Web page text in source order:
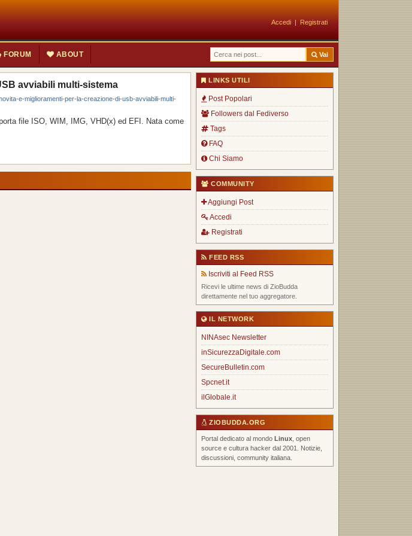
Accedi | Registrati
FORUM ABOUT Vai
avviabili multi-sistema
e-miglioramenti-per-la-creazione-di-usb-avviabili-multi-
file ISO, WIM, IMG, VHD(x) ed EFI. Nata come
LINKS UTILI
Post Popolari
Followers dal Fediverso
Tags
FAQ
Chi Siamo
COMMUNITY
Aggiungi Post
Accedi
Registrati
FEED RSS
Iscriviti al Feed RSS
Ricevi le ultime news di ZioBudda
direttamente nel tuo aggregatore.
IL NETWORK
NINAsec Newsletter
inSicurezzaDigitale.com
SecureBulletin.com
Spcnet.it
ilGlobale.it
ZIOBUDDA.ORG
Portal dedicato al mondo Linux , open
source e cultura hacker dal 2001. Notizie,
discussioni, community italiana.